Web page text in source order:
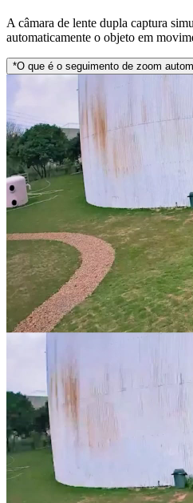
A câmara de lente dupla captura
automaticamente o objeto em
*O que é o seguimento de zoom